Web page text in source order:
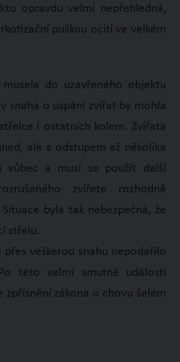
opravdu velmi nepřehledná,
puškou ocitl ve velkém
do uzavřeného objektu
snaha o uspání zvířat by mohla
i ostatních kolem. Zvířata
ale s odstupem až několika
vůbec a musí se použít další
zvířete rozhodně
byla tak nebezpečná, že
střelu.
veškerou snahu nepodařilo
této velmi smutné události
zpřísnění zákona o chovu šelem